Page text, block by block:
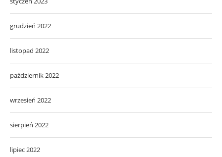
grudzień 2022
listopad 2022
październik 2022
wrzesień 2022
sierpień 2022
lipiec 2022